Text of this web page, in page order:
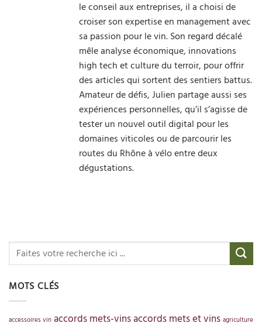
le conseil aux entreprises, il a choisi de
croiser son expertise en management avec
sa passion pour le vin. Son regard décalé
mêle analyse économique, innovations
high tech et culture du terroir, pour offrir
des articles qui sortent des sentiers battus.
Amateur de défis, Julien partage aussi ses
expériences personnelles, qu’il s’agisse de
tester un nouvel outil digital pour les
domaines viticoles ou de parcourir les
routes du Rhône à vélo entre deux
dégustations.
MOTS CLÉS
accessoires vin accords mets-vinsaccords mets et vins agriculture